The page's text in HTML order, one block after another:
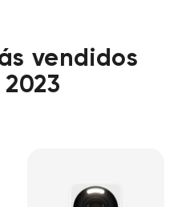
vendidos